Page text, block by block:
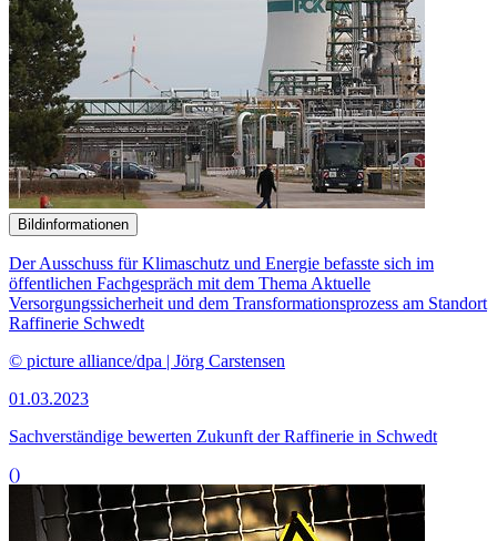
Bildinformationen
Der Ausschuss für Klimaschutz und Energie befasste sich im
öffentlichen Fachgespräch mit dem Thema Aktuelle
Versorgungssicherheit und dem Transformationsprozess am Standort
Raffinerie Schwedt
© picture alliance/dpa | Jörg Carstensen
01.03.2023
Sachverständige bewerten Zukunft der Raffinerie in Schwedt
()